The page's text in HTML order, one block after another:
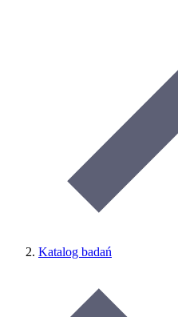
Katalog badań